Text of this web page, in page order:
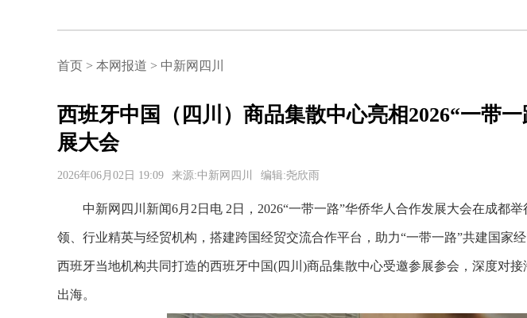
首页 > 本网报道 > 中新网四川
西班牙中国（四川）商品集散中心亮相2026“一带
展大会
2026年06月02日 19:09 来源:中新网四川 编辑:尧欣雨
中新网四川新闻6月2日电 2日，2026“一带一路”华侨华人合作发展大会在成都举
领、行业精英与经贸机构，搭建跨国经贸交流合作平台，助力“一带一路”共建国家
西班牙当地机构共同打造的西班牙中国(四川)商品集散中心受邀参展参会，深度对
出海。